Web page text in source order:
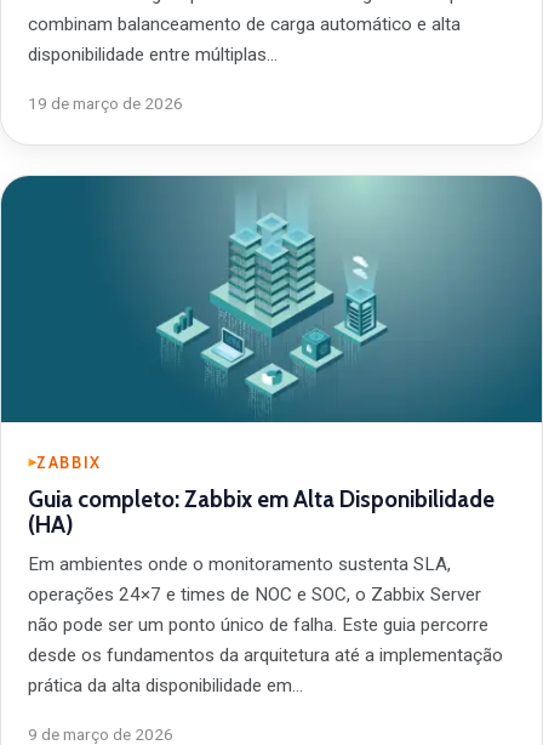
combinam balanceamento de carga automático e alta
disponibilidade entre múltiplas…
19 de março de 2026
ZABBIX
Guia completo: Zabbix em Alta Disponibilidade
(HA)
Em ambientes onde o monitoramento sustenta SLA,
operações 24×7 e times de NOC e SOC, o Zabbix Server
não pode ser um ponto único de falha. Este guia percorre
desde os fundamentos da arquitetura até a implementação
prática da alta disponibilidade em…
9 de março de 2026